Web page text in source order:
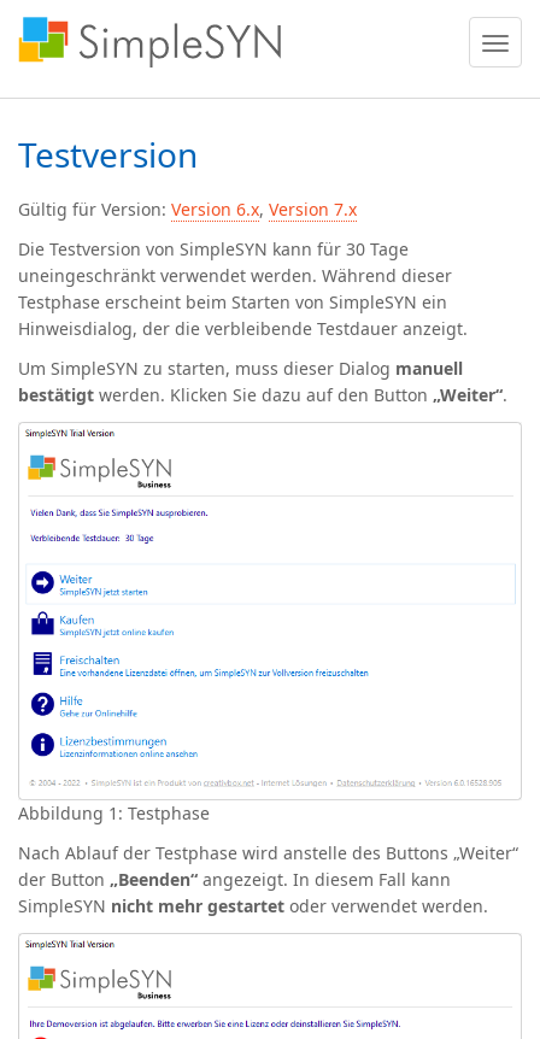
Menü
ein
oder
Testversion
Gültig für Version: Version 6.x, Version 7.x
Die Testversion von SimpleSYN kann für 30 Tage
uneingeschränkt verwendet werden. Während dieser
Testphase erscheint beim Starten von SimpleSYN ein
Hinweisdialog, der die verbleibende Testdauer anzeigt.
Um SimpleSYN zu starten, muss dieser Dialog manuell
bestätigt werden. Klicken Sie dazu auf den Button „Weiter“.
Abbildung 1: Testphase
Nach Ablauf der Testphase wird anstelle des Buttons „Weiter“
der Button „Beenden“ angezeigt. In diesem Fall kann
SimpleSYN nicht mehr gestartet oder verwendet werden.